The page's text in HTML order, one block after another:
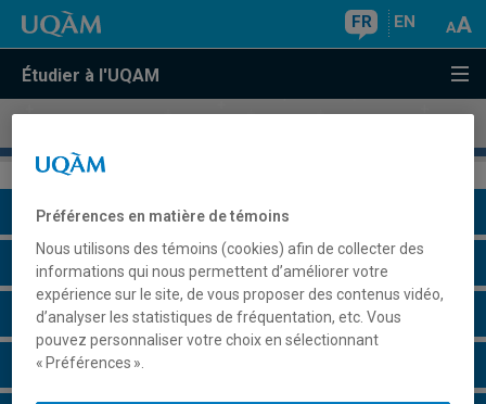
FR EN
Étudier à l'UQAM
Présentation du programme
Conditions d'admission
Cours à suivre et horaires
Particularités
Préférences en matière de témoins
Nous utilisons des témoins (cookies) afin de collecter des
informations qui nous permettent d’améliorer votre
expérience sur le site, de vous proposer des contenus vidéo,
d’analyser les statistiques de fréquentation, etc. Vous
pouvez personnaliser votre choix en sélectionnant
« Préférences ».